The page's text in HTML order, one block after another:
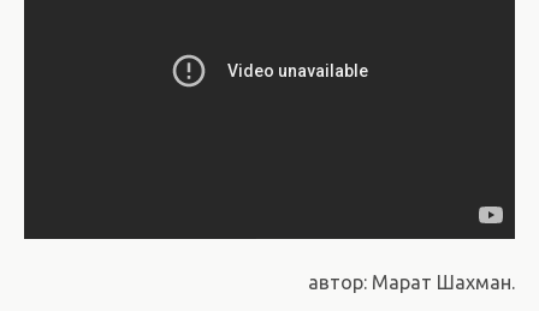
автор: Марат Шахман.